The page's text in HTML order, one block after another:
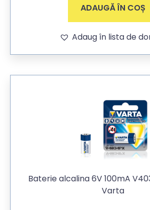
ADAUGĂ ÎN COȘ
Adaug în lista de
Baterie alcalina 6V 100mA
Varta